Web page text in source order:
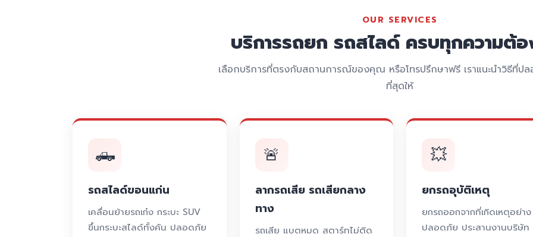
OUR SERVICES
บริการรถยก รถสไลด์ ครบทุกความต้อ
เลือกบริการที่ตรงกับสถานการณ์ของคุณ หรือโทรปรึกษาฟรี เราแนะนำวิธีที่ป
ที่สุดให้
🛻
รถสไลด์ขอนแก่น
เคลื่อนย้ายรถเก๋ง กระบะ SUV
ขึ้นกระบะสไลด์ทั้งคัน ปลอดภัย
🚨
ลากรถเสีย รถเสียกลาง
ทาง
รถเสีย แบตหมด สตาร์ทไม่ติด
💥
ยกรถอุบัติเหตุ
ยกรถออกจากที่เกิดเหตุอย่าง
ปลอดภัย ประสานงานบริษัท